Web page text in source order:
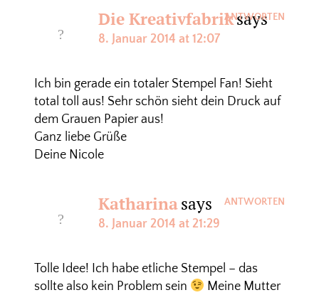
Die Kreativfabriksays
8. Januar 2014 at 12:07
Ich bin gerade ein totaler Stempel Fan! Sieht
total toll aus! Sehr schön sieht dein Druck auf
dem Grauen Papier aus!
Ganz liebe Grüße
Deine Nicole
ANTWORTEN
Katharinasays
8. Januar 2014 at 21:29
Tolle Idee! Ich habe etliche Stempel – das
sollte also kein Problem sein
Meine Mutter
ANTWORTEN